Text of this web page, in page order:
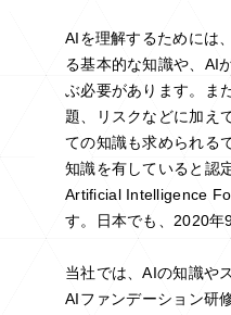
AIを理解するためには
る基本的な知識や、AI
ぶ必要があります。ま
題、リスクなどに加え
ての知識も求められる
知識を有していると認
Artificial Intelligence
す。日本でも、2020年
当社では、AIの知識や
AIファンデーション研